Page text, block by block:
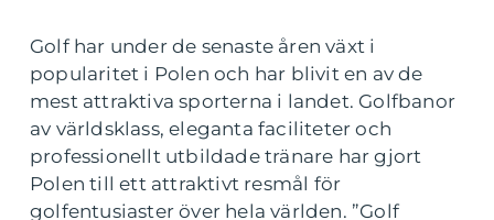
Golf har under de senaste åren växt i
popularitet i Polen och har blivit en av de
mest attraktiva sporterna i landet. Golfbanor
av världsklass, eleganta faciliteter och
professionellt utbildade tränare har gjort
Polen till ett attraktivt resmål för
golfentusiaster över hela världen. ”Golf